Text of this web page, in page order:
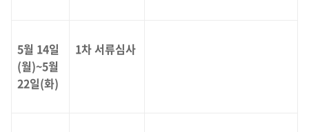
5월 14일
(월)~5월
22일(화)
1차 서류심사